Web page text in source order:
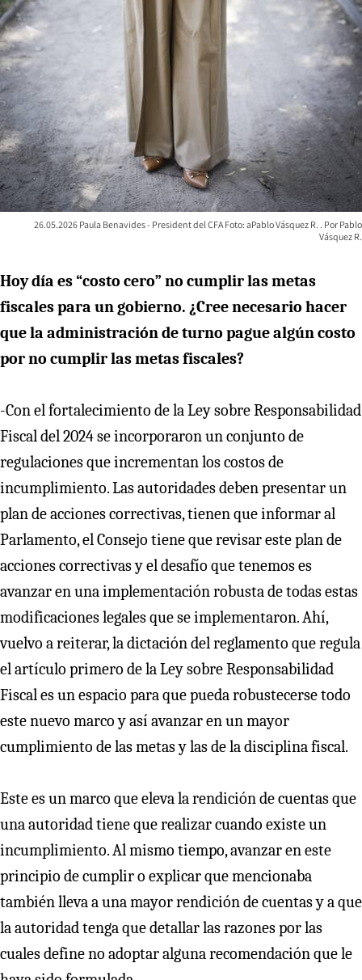
26.05.2026 Paula Benavides - President del CFA Foto: aPablo Vásquez R.
Pablo
Vásquez R.
Hoy día es “costo cero” no cumplir las metas
fiscales para un gobierno. ¿Cree necesario hacer
que la administración de turno pague algún costo
por no cumplir las metas fiscales?
-Con el fortalecimiento de la Ley sobre Responsabilidad
Fiscal del 2024 se incorporaron un conjunto de
regulaciones que incrementan los costos de
incumplimiento. Las autoridades deben presentar un
plan de acciones correctivas, tienen que informar al
Parlamento, el Consejo tiene que revisar este plan de
acciones correctivas y el desafío que tenemos es
avanzar en una implementación robusta de todas estas
modificaciones legales que se implementaron. Ahí,
vuelvo a reiterar, la dictación del reglamento que regula
el artículo primero de la Ley sobre Responsabilidad
Fiscal es un espacio para que pueda robustecerse todo
este nuevo marco y así avanzar en un mayor
cumplimiento de las metas y las de la disciplina fiscal.
Este es un marco que eleva la rendición de cuentas que
una autoridad tiene que realizar cuando existe un
incumplimiento. Al mismo tiempo, avanzar en este
principio de cumplir o explicar que mencionaba
también lleva a una mayor rendición de cuentas y a que
la autoridad tenga que detallar las razones por las
cuales define no adoptar alguna recomendación que le